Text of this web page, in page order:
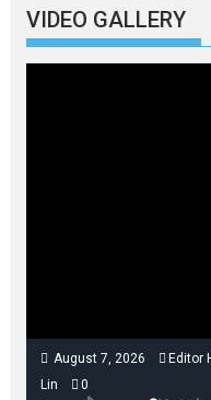
VIDEO GALLERY
August 7, 2026
Editor
Lin
0